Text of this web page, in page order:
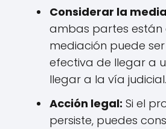
Considerar la
ambas partes están
mediación puede
efectiva de llegar a
llegar a la vía judicial.
Acción legal: Si el
persiste, puedes